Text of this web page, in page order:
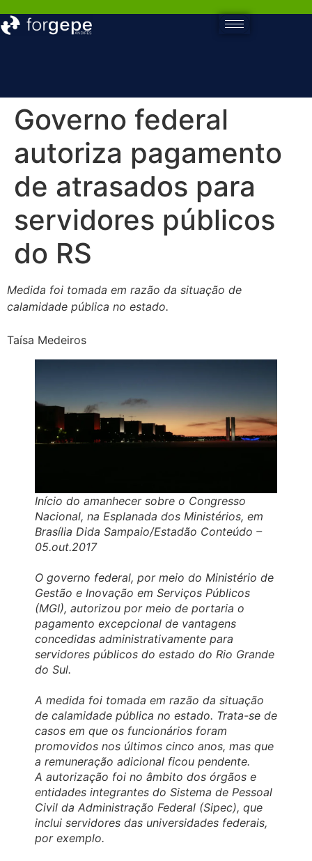
Governo federal
autoriza pagamento
de atrasados para
servidores públicos
do RS
Medida foi tomada em razão da situação de
calamidade pública no estado.
Taísa Medeiros
Início do amanhecer sobre o Congresso
Nacional, na Esplanada dos Ministérios, em
Brasília Dida Sampaio/Estadão Conteúdo –
05.out.2017
O governo federal, por meio do Ministério de
Gestão e Inovação em Serviços Públicos
(MGI), autorizou por meio de portaria o
pagamento excepcional de vantagens
concedidas administrativamente para
servidores públicos do estado do Rio Grande
do Sul.
A medida foi tomada em razão da situação
de calamidade pública no estado. Trata-se de
casos em que os funcionários foram
promovidos nos últimos cinco anos, mas que
a remuneração adicional ficou pendente.
A autorização foi no âmbito dos órgãos e
entidades integrantes do Sistema de Pessoal
Civil da Administração Federal (Sipec), que
inclui servidores das universidades federais,
por exemplo.